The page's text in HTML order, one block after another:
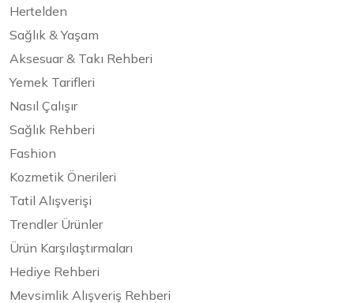
Hertelden
Sağlık & Yaşam
Aksesuar & Takı Rehberi
Yemek Tarifleri
Nasıl Çalışır
Sağlık Rehberi
Fashion
Kozmetik Önerileri
Tatil Alışverişi
Trendler Ürünler
Ürün Karşılaştırmaları
Hediye Rehberi
Mevsimlik Alışveriş Rehberi